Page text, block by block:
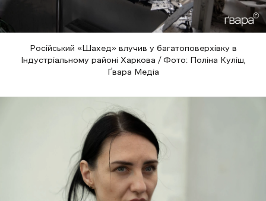
Російський «Шахед» влучив у багатоповерхівку в
Індустріальному районі Харкова / Фото: Поліна Куліш,
Ґвара Медіа